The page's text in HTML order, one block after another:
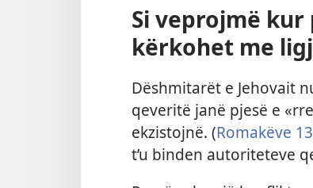
Si veprojmë
kërkohet me
Dëshmitarët e Jehovait
qeveritë janë pjesë e
ekzistojnë. (Romakëve
t’u binden autoriteteve